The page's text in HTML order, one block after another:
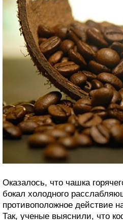
Оказалось, что чашка
бокал холодного
противоположное действие
Так, ученые выяснили, что